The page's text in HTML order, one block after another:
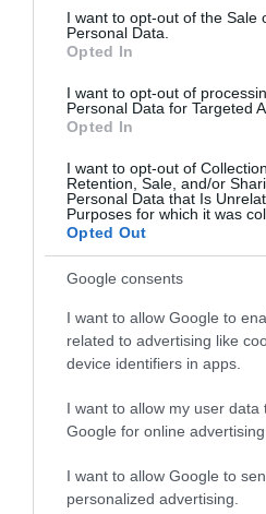
consent section.
I want to opt-out of the Sale
Personal Data.
Opted In
I want to opt-out of
Personal Data for Targeted
Opted In
I want to opt-out of
Retention, Sale, and/or
Personal Data that Is
Purposes for which it was
Opted Out
Google consents
I want to allow Google to
related to advertising like
device identifiers in apps.
I want to allow my user data
Google for online
I want to allow Google to
personalized advertising.
Nagy Bence
2022. November 5.
Volt egy
emeletre,
mindennek
az
korábban.
esküvő
hivatkozva
télen
de
volt szó
lenne egy
aznapra